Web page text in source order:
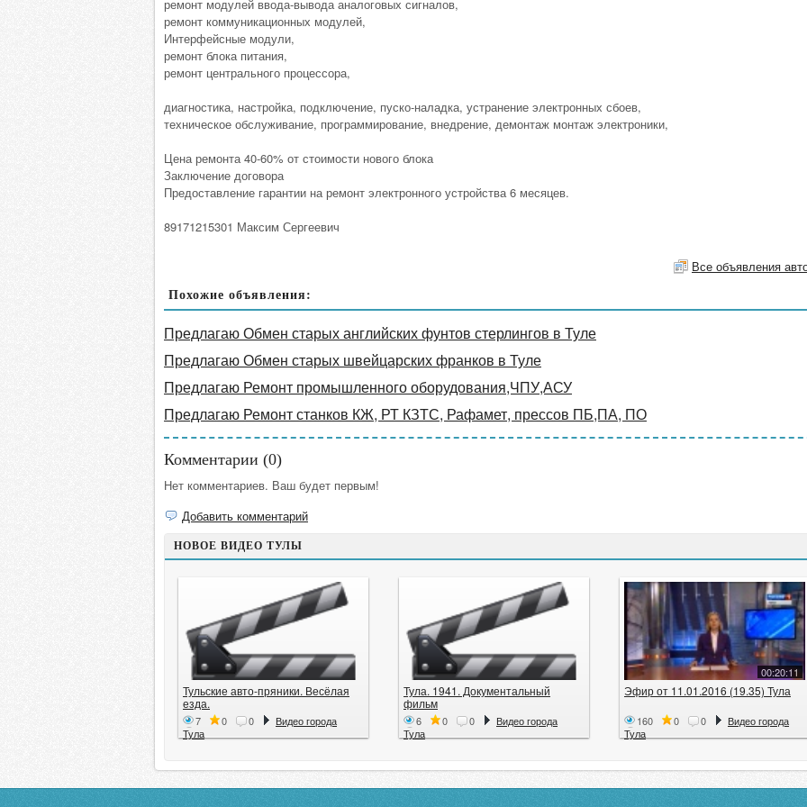
ремонт модулей ввода-вывода аналоговых сигналов,
ремонт коммуникационных модулей,
Интерфейсные модули,
ремонт блока питания,
ремонт центрального процессора,
диагностика, настройка, подключение, пуско-наладка, устранение электронных сбоев,
техническое обслуживание, программирование, внедрение, демонтаж монтаж электроники,
Цена ремонта 40-60% от стоимости нового блока
Заключение договора
Предоставление гарантии на ремонт электронного устройства 6 месяцев.
89171215301 Максим Сергеевич
Все объявления
Похожие объявления:
Предлагаю Обмен старых английских фунтов стерлингов в Туле
Предлагаю Обмен старых швейцарских франков в Туле
Предлагаю Ремонт промышленного оборудования,ЧПУ,АСУ
Предлагаю Ремонт станков КЖ, РТ КЗТС, Рафамет, прессов ПБ,ПА, ПО
Комментарии (0)
Нет комментариев. Ваш будет первым!
Добавить комментарий
НОВОЕ ВИДЕО ТУЛЫ
Тульские авто-пряники. Весёлая
езда.
7 0 0
Видео города
Тула
Тула. 1941. Документальный
фильм
6 0 0
Видео города
Тула
00:20:11
Эфир от 11.01.2016 (19.35) Тула
160 0 0
Видео города
Тула